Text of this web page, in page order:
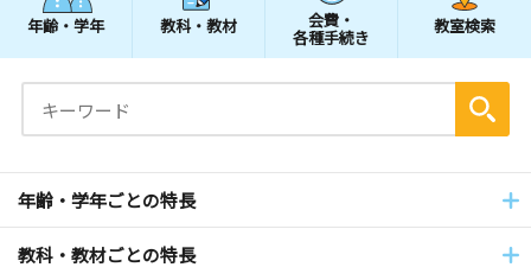
年齢・学年 教科・教材 会費・
各種手続き
教室検索
年齢・学年ごとの特長
教科・教材ごとの特長